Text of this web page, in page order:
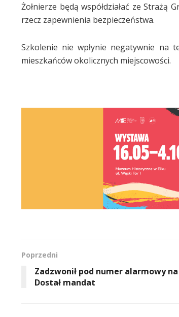
Żołnierze będą współdziałać ze
rzecz zapewnienia bezpieczeństwa.
Szkolenie nie wpłynie negatywnie na
mieszkańców okolicznych miejscowości.
Poprzedni
Zadzwonił pod numer alarmowy
Dostał mandat